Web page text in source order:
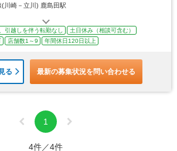
(川崎－立川) 鹿島田駅
引越しを伴う転勤なし
土日休み（相談可含む）
店舗数1～9 年間休日120日以上
る 最新の募集状況を問い合わせる
1
4件／4件